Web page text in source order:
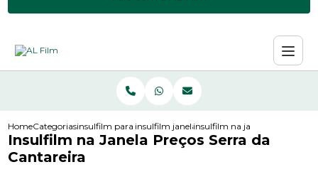
HomeCategoriasinsulfilm para janelasinsulfilm janela residencialinsulfilm na janela precos
Insulfilm na Janela Preços Serra da
Cantareira